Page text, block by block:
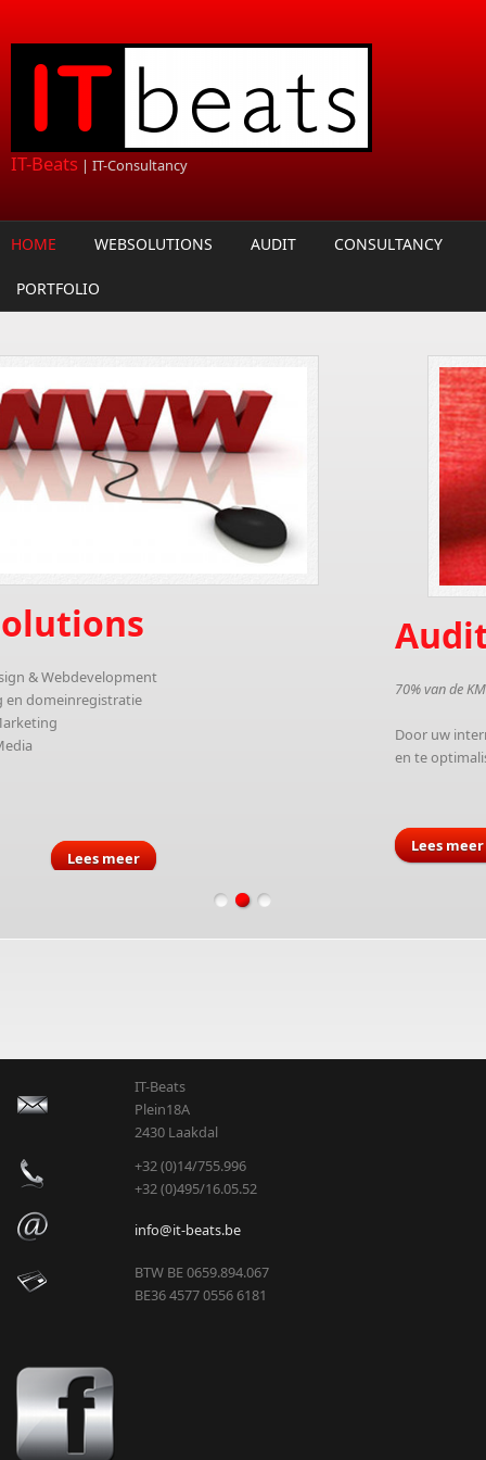
IT-Beats | IT-Consultancy
HOME WEBSOLUTIONS AUDIT CONSULTANCY
PORTFOLIO
70% van de KMO's betaald teveel aan
Door uw internet en telefonie
en te optimaliseren besparen 70%
IT-Beats
Plein18A
2430 Laakdal
+32 (0)14/755.996
+32 (0)495/16.05.52
info@it-beats.be
BTW BE 0659.894.067
BE36 4577 0556 6181